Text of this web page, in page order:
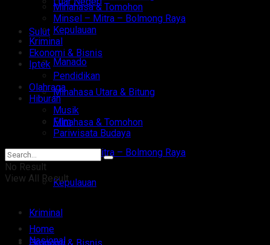
Sulut
Manado
Minahasa Utara & Bitung
Minahasa & Tomohon
Minsel – Mitra – Bolmong Raya
Kepulauan
Kriminal
Minahasa & Tomohon
Minsel – Mitra – Bolmong Raya
Kepulauan
Kriminal
Ekonomi & Bisnis
Iptek
Pendidikan
Olahraga
Hiburan
Musik
Film
Pariwisata Budaya
No Result
View All Result
Home
Nasional